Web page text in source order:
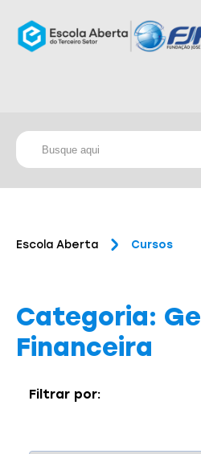
Escola Aberta Cursos
Categoria:
Financeira
Filtrar por: